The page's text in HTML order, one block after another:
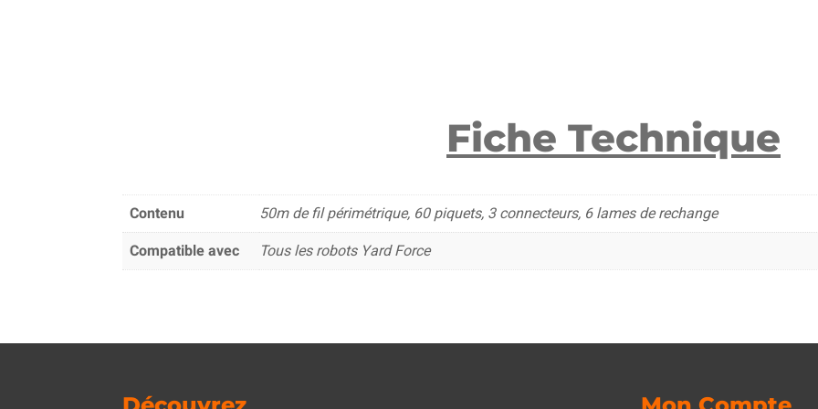
Fiche Technique
Contenu
50m de fil périmétrique, 60 piquets, 3 connecteurs, 6 lames de rechange
Compatible avec
Tous les robots Yard Force